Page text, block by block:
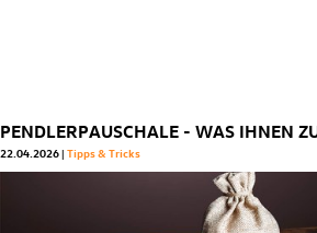
22.04.2026 Tipps & Tricks